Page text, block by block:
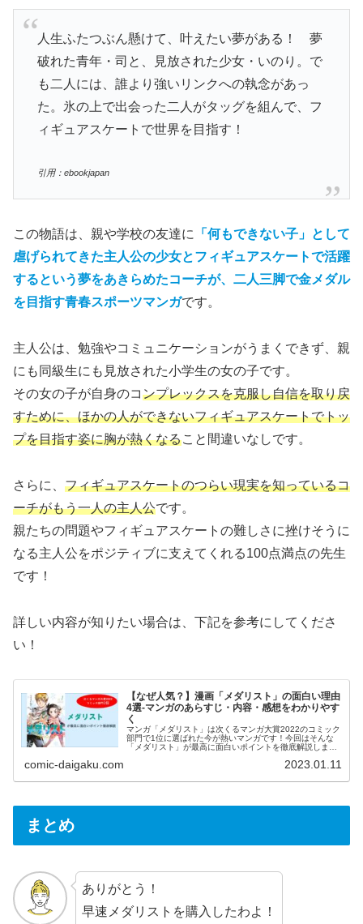
人生ふたつぶん懸けて、叶えたい夢がある！ 夢
破れた青年・司と、見放された少女・いのり。で
も二人には、誰より強いリンクへの執念があっ
た。氷の上で出会った二人がタッグを組んで、フ
ィギュアスケートで世界を目指す！
引用：ebookjapan
この物語は、親や学校の友達に
「何もできない子」として
虐げられてきた主人公の少女とフィギュアスケートで活躍
するという夢をあきらめたコーチが、二人三脚で金メダル
を目指す青春スポーツマンガです。
主人公は、勉強やコミュニケーションがうまくできず、親
にも同級生にも見放された小学生の女の子です。
その女の子が自身のコンプレックスを克服し自信を取り戻
すために、ほかの人ができないフィギュアスケートでトッ
プを目指す姿に胸が熱くなること間違いなしです。
さらに、 フィギュアスケートのつらい現実を知っているコ
ーチがもう一人の主人公です。
親たちの問題やフィギュアスケートの難しさに挫けそうに
なる主人公をポジティブに支えてくれる100点満点の先生
です！
詳しい内容が知りたい場合は、下記を参考にしてくださ
い！
【なぜ人気？】漫画「メダリスト」の面白い理由
4選-マンガのあらすじ・内容・感想をわかりやす
く
マンガ「メダリスト」は次くるマンガ大賞2022のコミック
部門で1位に選ばれた今が熱いマンガです！今回はそんな
「メダリスト」が最高に面白いポイントを徹底解説しま
リストを目指す物語です。単行本購入前に是非参考にして
comic-daigaku.com 2023.01.11
まとめ
ありがとう！
早速メダリストを購入したわよ！